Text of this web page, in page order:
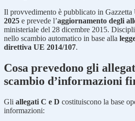
Il provvedimento è pubblicato in
2025 e prevede l’aggiornamento degli
ministeriale del 28 dicembre 2015.
nello scambio automatico in base alla
direttiva UE 2014/107.
Cosa prevedono gli
scambio d’informazioni
Gli allegati C e D costituiscono la base
informazioni: